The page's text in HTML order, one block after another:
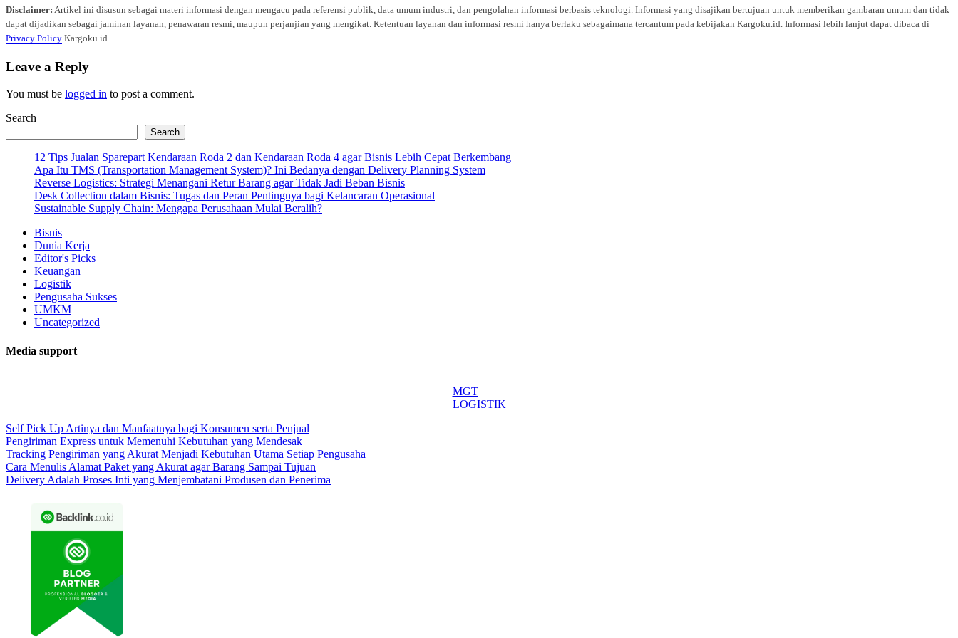
Disclaimer: Artikel ini disusun sebagai materi informasi dengan mengacu pada referensi publik, data umum industri, dan pengolahan informasi berbasis teknologi. Informasi yang disajikan bertujuan untuk memberikan gambaran umum dan tidak
dapat dijadikan sebagai jaminan layanan, penawaran resmi, maupun perjanjian yang mengikat. Ketentuan layanan dan informasi resmi hanya berlaku sebagaimana tercantum pada kebijakan Kargoku.id. Informasi lebih lanjut dapat dibaca di
Privacy Policy Kargoku.id.
Leave a Reply
You must be logged in to post a comment.
Search
Search
12 Tips Jualan Sparepart Kendaraan Roda 2 dan Kendaraan Roda 4 agar Bisnis Lebih Cepat Berkembang
Apa Itu TMS (Transportation Management System)? Ini Bedanya dengan Delivery Planning System
Reverse Logistics: Strategi Menangani Retur Barang agar Tidak Jadi Beban Bisnis
Desk Collection dalam Bisnis: Tugas dan Peran Pentingnya bagi Kelancaran Operasional
Sustainable Supply Chain: Mengapa Perusahaan Mulai Beralih?
Bisnis
Dunia Kerja
Editor's Picks
Keuangan
Logistik
Pengusaha Sukses
UMKM
Uncategorized
Media support
MGT
LOGISTIK
Self Pick Up Artinya dan Manfaatnya bagi Konsumen serta Penjual
Pengiriman Express untuk Memenuhi Kebutuhan yang Mendesak
Tracking Pengiriman yang Akurat Menjadi Kebutuhan Utama Setiap Pengusaha
Cara Menulis Alamat Paket yang Akurat agar Barang Sampai Tujuan
Delivery Adalah Proses Inti yang Menjembatani Produsen dan Penerima